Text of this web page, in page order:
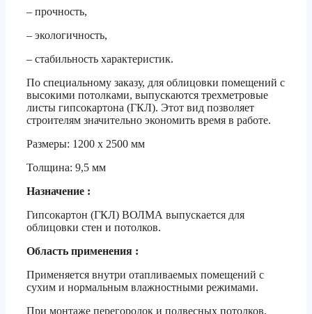
– прочность,
– экологичность,
– стабильность характеристик.
По специальному заказу, для облицовки помещений с
высокими потолками, выпускаются трехметровые
листы гипсокартона (ГКЛ). Этот вид позволяет
строителям значительно экономить время в работе.
Размеры: 1200 х 2500 мм
Толщина: 9,5 мм
Назначение :
Гипсокартон (ГКЛ) ВОЛМА выпускается для
облицовки стен и потолков.
Область применения :
Применяется внутри отапливаемых помещений с
сухим и нормальным влажностными режимами.
При монтаже перегородок и подвесных потолков,